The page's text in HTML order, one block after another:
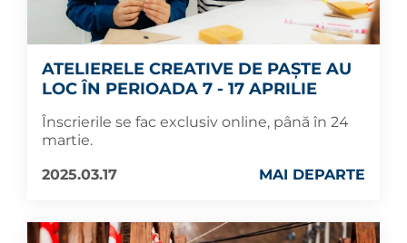
ATELIERELE CREATIVE DE PAȘTE AU
LOC ÎN PERIOADA 7 - 17 APRILIE
Înscrierile se fac exclusiv online, până în 24
martie.
2025.03.17
MAI DEPARTE